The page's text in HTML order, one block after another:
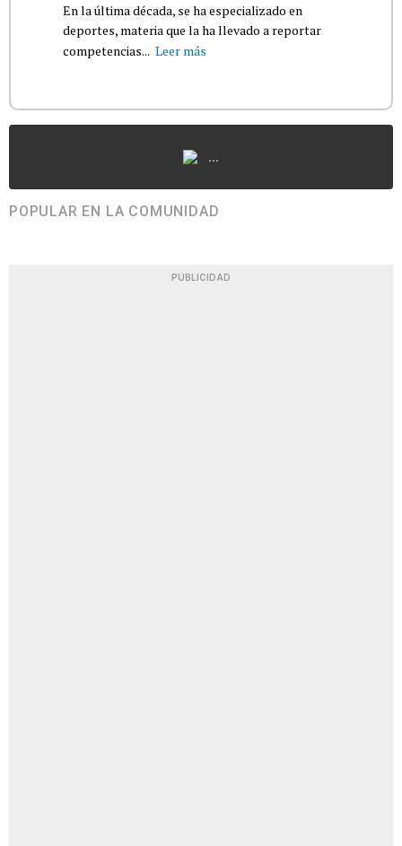
En la última década, se ha especializado en
deportes, materia que la ha llevado a reportar
competencias... Leer más
...
POPULAR EN LA COMUNIDAD
PUBLICIDAD